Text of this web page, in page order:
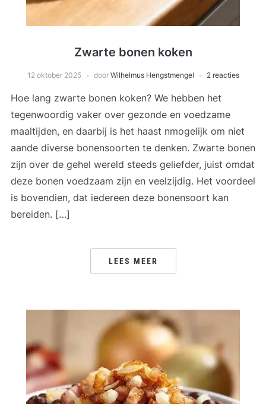
Zwarte bonen koken
12 oktober 2025 door Wilhelmus Hengstmengel 2 reacties
Hoe lang zwarte bonen koken? We hebben het
tegenwoordig vaker over gezonde en voedzame
maaltijden, en daarbij is het haast nmogelijk om niet
aande diverse bonensoorten te denken. Zwarte bonen
zijn over de gehel wereld steeds geliefder, juist omdat
deze bonen voedzaam zijn en veelzijdig. Het voordeel
is bovendien, dat iedereen deze bonensoort kan
bereiden. […]
LEES MEER